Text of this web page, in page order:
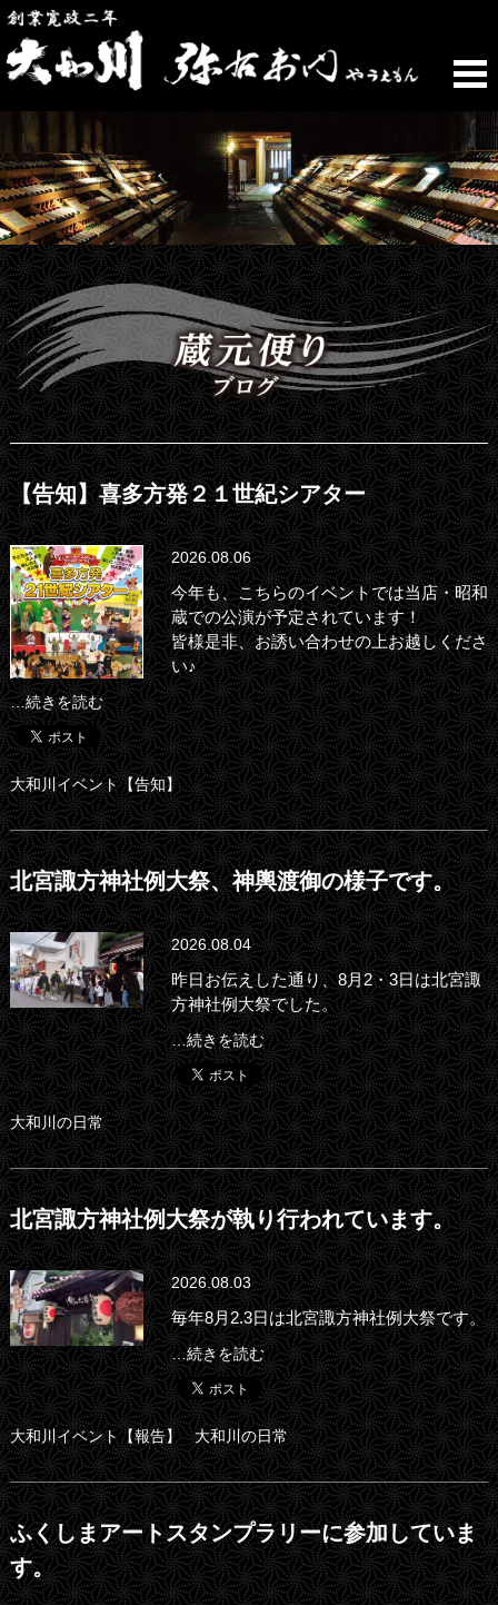
【告知】喜多方発２１世紀シアター
2026.08.06
今年も、こちらのイベントでは当店・昭和
蔵での公演が予定されています！
皆様是非、お誘い合わせの上お越しくださ
い♪
…続きを読む
大和川イベント【告知】
北宮諏方神社例大祭、神輿渡御の様子です。
2026.08.04
昨日お伝えした通り、8月2・3日は北宮諏
方神社例大祭でした。
…続きを読む
大和川の日常
北宮諏方神社例大祭が執り行われています。
2026.08.03
毎年8月2.3日は北宮諏方神社例大祭です。
…続きを読む
大和川イベント【報告】 大和川の日常
ふくしまアートスタンプラリーに参加していま
す。